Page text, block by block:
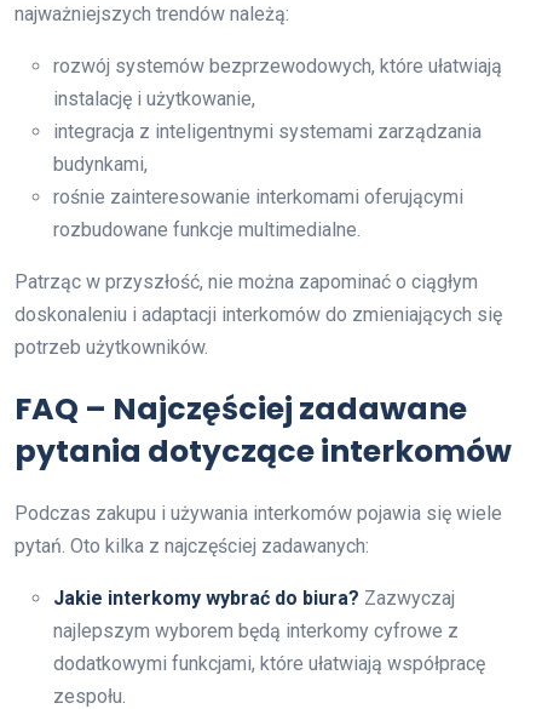
najważniejszych trendów należą:
rozwój systemów bezprzewodowych, które ułatwiają
instalację i użytkowanie,
integracja z inteligentnymi systemami zarządzania
budynkami,
rośnie zainteresowanie interkomami oferującymi
rozbudowane funkcje multimedialne.
Patrząc w przyszłość, nie można zapominać o ciągłym
doskonaleniu i adaptacji interkomów do zmieniających się
potrzeb użytkowników.
FAQ – Najczęściej zadawane
pytania dotyczące interkomów
Podczas zakupu i używania interkomów pojawia się wiele
pytań. Oto kilka z najczęściej zadawanych:
Jakie interkomy wybrać do biura? Zazwyczaj
najlepszym wyborem będą interkomy cyfrowe z
dodatkowymi funkcjami, które ułatwiają współpracę
zespołu.